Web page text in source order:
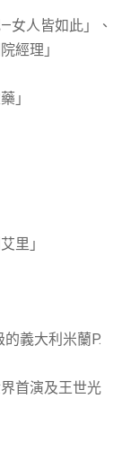
女人皆如此」、
經理」
」
里」
義大利米蘭P.
首演及王世光